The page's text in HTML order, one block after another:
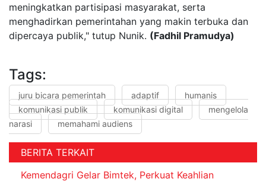
meningkatkan partisipasi masyarakat, serta
menghadirkan pemerintahan yang makin terbuka dan
dipercaya publik," tutup Nunik. (Fadhil Pramudya)
Tags:
juru bicara pemerintah adaptif
humanis
komunikasi publik
komunikasi digital
mengelola
narasi
memahami audiens
BERITA TERKAIT
Kemendagri Gelar Bimtek, Perkuat Keahlian